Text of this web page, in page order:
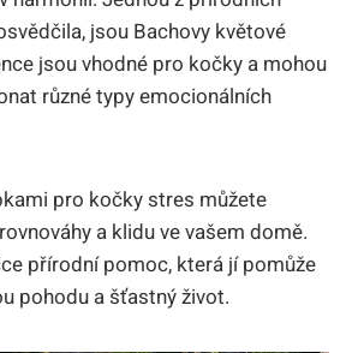
jsou Bachovy květové
jsou vhodné pro kočky a mohou
různé typy emocionálních
pro kočky stres můžete
a klidu ve vašem domě.
přírodní pomoc, která jí pomůže
pohodu a šťastný život.